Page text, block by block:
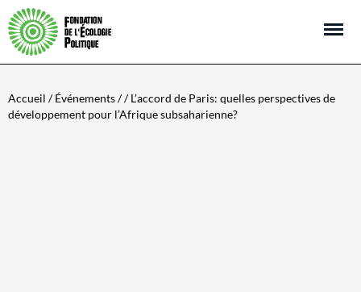
Open
Accueil /Événements/ / L’accord de Paris: quelles perspectives de
développement pour l’Afrique subsaharienne?